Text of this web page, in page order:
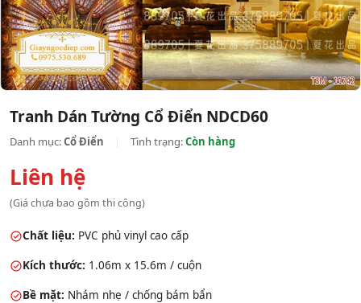
Tranh Dán Tường Cổ Điển NDCD60
Danh mục:Cổ Điển Tình trạng:Còn hàng
Liên hệ
(Giá chưa bao gồm thi công)
Chất liệu: PVC phủ vinyl cao cấp
Kích thước: 1.06m x 15.6m / cuộn
Bề mặt: Nhám nhẹ / chống bám bẩn